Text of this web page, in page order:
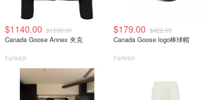
$1140.00 $1500.00
Canada Goose Annex 夹克
Farfetch
$179.00 $422.00
Canada Goose logo棒球帽
Farfetch